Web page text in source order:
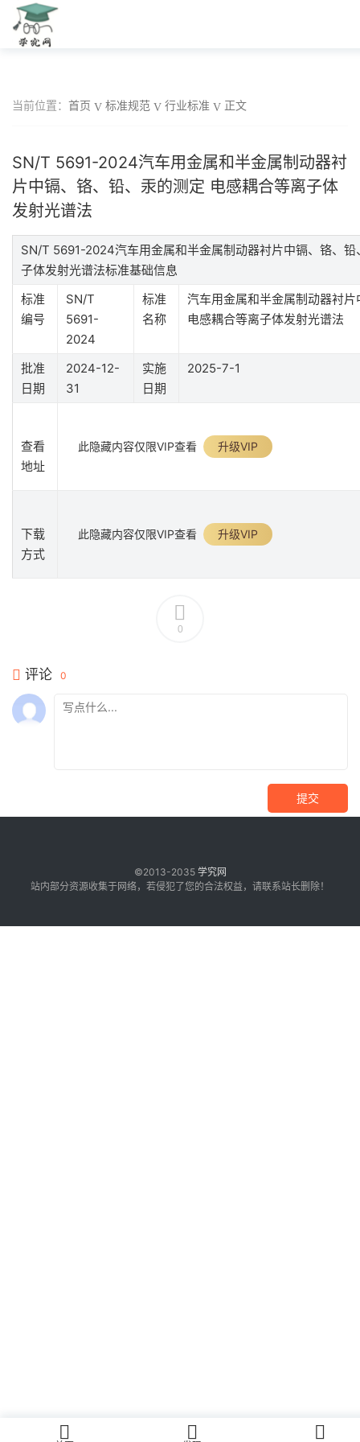
当前位置： 首页 标准规范 行业标准 正文
SN/T 5691-2024汽车用金属和半金属制动器衬
片中镉、铬、铅、汞的测定 电感耦合等离子体
发射光谱法
SN/T 5691-2024汽车用金属和半金属制动器衬片中镉、铬、
子体发射光谱法标准基础信息
标准
编号
SN/T
5691-
2024
标准
名称
汽车用金属和半金属制动器衬
电感耦合等离子体发射光谱法
批准
日期
2024-12-
31
实施
日期
2025-7-1
查看
地址
此隐藏内容仅限VIP查看 升级VIP
下载
方式
此隐藏内容仅限VIP查看 升级VIP
0
评论 0
提交
©2013-2035 学究网
站内部分资源收集于网络，若侵犯了您的合法权益，请联系站长删除！